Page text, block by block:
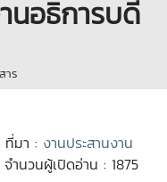
นอธิการบดี
าร
ที่มา : งานประสานงาน
จำนวนผู้เปิดอ่าน : 1875